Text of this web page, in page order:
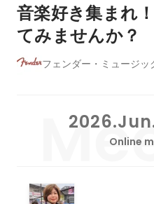
音楽好き集まれ
てみませんか？
フェンダー・ミュージッ
Online